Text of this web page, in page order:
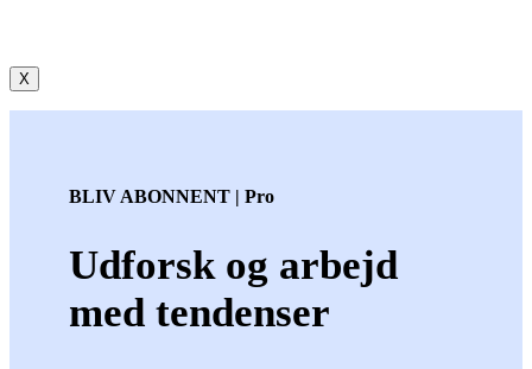
X
BLIV ABONNENT | Pro
Udforsk og arbejd
med tendenser